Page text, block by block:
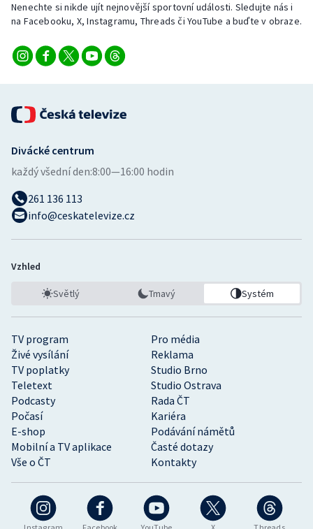
Vodní slalom
Volejbal
Ostatní
Nenechte si nikde ujít nejnovější sportovní události. Sledujte nás i
na Facebooku, X, Instagramu, Threads či YouTube a buďte v obraze.
TV program
Pro média
Živé vysílání
Reklama
TV poplatky
Studio Brno
Teletext
Studio Ostrava
Podcasty
Rada ČT
Počasí
Kariéra
E-shop
Podávání námětů
Mobilní a TV aplikace
Časté dotazy
Vše o ČT
Kontakty
Divácké centrum
každý všední den:8:00—16:00 hodin
261 136 113
info@ceskatelevize.cz
Vzhled
Světlý Tmavý Systém